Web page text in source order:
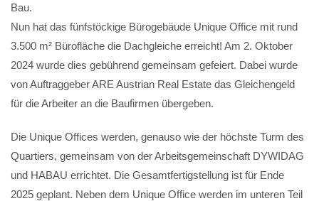
Bau.
Nun hat das fünfstöckige Bürogebäude Unique Office mit rund
3.500 m² Bürofläche die Dachgleiche erreicht! Am 2. Oktober
2024 wurde dies gebührend gemeinsam gefeiert. Dabei wurde
von Auftraggeber ARE Austrian Real Estate das Gleichengeld
für die Arbeiter an die Baufirmen übergeben.
Die Unique Offices werden, genauso wie der höchste Turm des
Quartiers, gemeinsam von der Arbeitsgemeinschaft DYWIDAG
und HABAU errichtet. Die Gesamtfertigstellung ist für Ende
2025 geplant. Neben dem Unique Office werden im unteren Teil